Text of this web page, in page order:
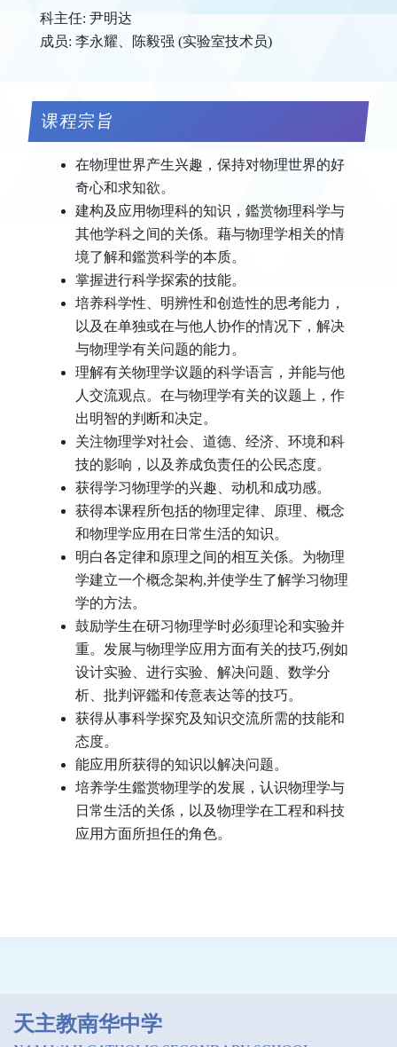
科主任: 尹明达
成员: 李永耀、陈毅强 (实验室技术员)
课程宗旨
在物理世界产生兴趣，保持对物理世界的好
奇心和求知欲。
建构及应用物理科的知识，鑑赏物理科学与
其他学科之间的关係。藉与物理学相关的情
境了解和鑑赏科学的本质。
掌握进行科学探索的技能。
培养科学性、明辨性和创造性的思考能力，
以及在单独或在与他人协作的情况下，解决
与物理学有关问题的能力。
理解有关物理学议题的科学语言，并能与他
人交流观点。在与物理学有关的议题上，作
出明智的判断和决定。
关注物理学对社会、道德、经济、环境和科
技的影响，以及养成负责任的公民态度。
获得学习物理学的兴趣、动机和成功感。
获得本课程所包括的物理定律、原理、概念
和物理学应用在日常生活的知识。
明白各定律和原理之间的相互关係。为物理
学建立一个概念架构,并使学生了解学习物理
学的方法。
鼓励学生在研习物理学时必须理论和实验并
重。发展与物理学应用方面有关的技巧,例如
设计实验、进行实验、解决问题、数学分
析、批判评鑑和传意表达等的技巧。
获得从事科学探究及知识交流所需的技能和
态度。
能应用所获得的知识以解决问题。
培养学生鑑赏物理学的发展，认识物理学与
日常生活的关係，以及物理学在工程和科技
应用方面所担任的角色。
天主教南华中学